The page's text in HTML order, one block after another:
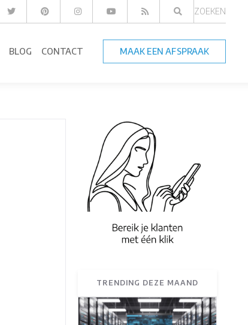
ZOEKEN
BLOG CONTACT MAAK EEN AFSPRAAK
TRENDING DEZE MAAND